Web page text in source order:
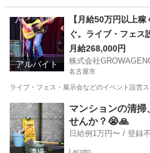
その他 サウナ
アルバイト
【月給50万円以上
ぐ。ライブ・フェス
月給268,000円
株式会社
名古屋市
ライブ・フェス・展示会などのイベント設営
愛知 名古屋市 イベントスタッフ
マンションの清掃
せんか？😭🙏
日給例1
Lacotto